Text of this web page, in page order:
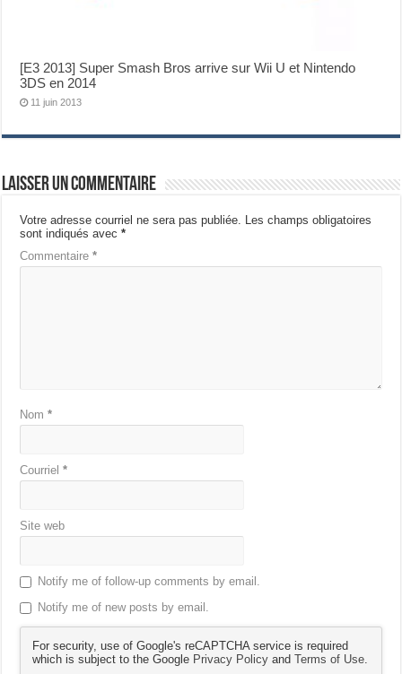
[E3 2013] Super Smash Bros arrive sur Wii U et Nintendo
3DS en 2014
11 juin 2013
Laisser un commentaire
Votre adresse courriel ne sera pas publiée. Les champs obligatoires
sont indiqués avec*
Commentaire*
Nom*
Courriel*
Site web
Notify me of follow-up comments by email.
Notify me of new posts by email.
For security, use of Google's reCAPTCHA service is required
which is subject to the Google Privacy Policy andTerms of Use.